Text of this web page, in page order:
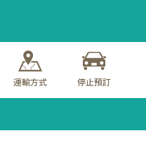
運輸方式 停止預訂